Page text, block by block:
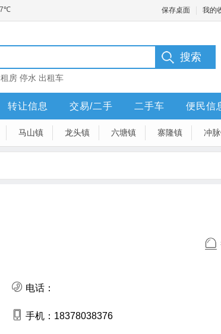
保存桌面 我的
租房 停水 出租车
转让信息 交易/二手 二手车 便民信
马山镇 龙头镇 六塘镇 寨隆镇 冲
电话：
手机： 18378038376